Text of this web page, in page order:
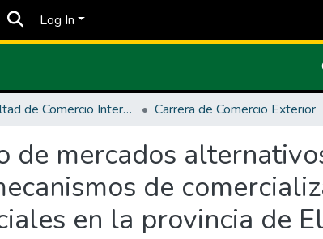
Log In
Facultad de Comercio Internacional, Integración, Administración y Economía Empresarial Carrera de Comercio Exterior
de mercados
de
en la provincia de